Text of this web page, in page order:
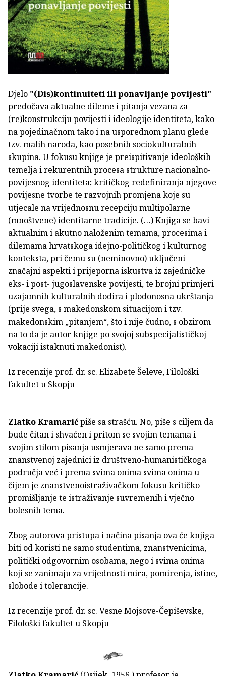
Djelo "(Dis)kontinuiteti ili ponavljanje povijesti"
predočava aktualne dileme i pitanja vezana za
(re)konstrukciju povijesti i ideologije identiteta, kako
na pojedinačnom tako i na usporednom planu glede
tzv. malih naroda, kao posebnih sociokulturalnih
skupina. U fokusu knjige je preispitivanje ideoloških
temelja i rekurentnih procesa strukture nacionalno-
povijesnog identiteta; kritičkog redefiniranja njegove
povijesne tvorbe te razvojnih promjena koje su
utjecale na vrijednosnu recepciju multipolarne
(mnoštvene) identitarne tradicije. (…) Knjiga se bavi
aktualnim i akutno naloženim temama, procesima i
dilemama hrvatskoga idejno-političkog i kulturnog
konteksta, pri čemu su (neminovno) uključeni
značajni aspekti i prijeporna iskustva iz zajedničke
eks- i post- jugoslavenske povijesti, te brojni primjeri
uzajamnih kulturalnih dodira i plodonosna ukrštanja
(prije svega, s makedonskom situacijom i tzv.
makedonskim „pitanjem“, što i nije čudno, s obzirom
na to da je autor knjige po svojoj subspecijalističkoj
vokaciji istaknuti makedonist).
Iz recenzije prof. dr. sc. Elizabete Šeleve, Filološki
fakultet u Skopju
Zlatko Kramarićpiše sa strašću. No, piše s ciljem da
bude čitan i shvaćen i pritom se svojim temama i
svojim stilom pisanja usmjerava ne samo prema
znanstvenoj zajednici iz društveno-humanističkoga
područja već i prema svima onima svima onima u
čijem je znanstvenoistraživačkom fokusu kritičko
promišljanje te istraživanje suvremenih i vječno
bolesnih tema.
Zbog autorova pristupa i načina pisanja ova će knjiga
biti od koristi ne samo studentima, znanstvenicima,
politički odgovornim osobama, nego i svima onima
koji se zanimaju za vrijednosti mira, pomirenja, istine,
slobode i tolerancije.
Iz recenzije prof. dr. sc. Vesne Mojsove-Čepiševske,
Filološki fakultet u Skopju